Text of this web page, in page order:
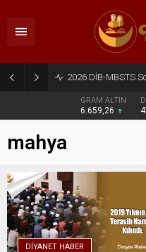
2026 DİB-MBSTS
GRAM ALTIN
6.659,26
mahya
DIYANET HABER